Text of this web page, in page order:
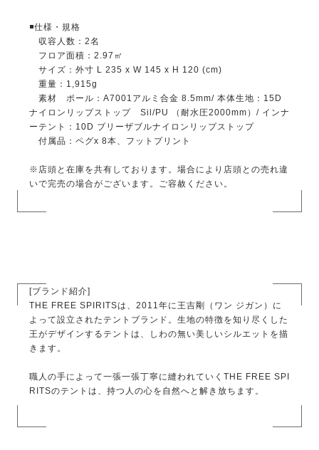
◾️仕様・規格
収容人数：2名
フロア面積：2.97㎡
サイズ：外寸 L 235 x W 145 x H 120 (cm)
重量：1,915g
素材 ポール：A7001アルミ合金 8.5mm/ 本体生地：15D
ナイロンリップストップ Sil/PU （耐水圧2000mm）/ インナ
ーテント：10D ブリーザブルナイロンリップストップ
付属品：ペグx 8本、フットプリント
※店頭と在庫を共有しております。場合により店頭との売れ違
いで完売の場合がございます。ご容赦ください。
[ブランド紹介]
THE FREE SPIRITSは、2011年に王吉剛（ワン ジガン）に
よって設立されたテントブランド。生地の特徴を知り尽くした
王がデザインするテントは、しわの無い美しいシルエットを描
きます。
職人の手によって一張一張丁寧に縫われていくTHE FREE SPI
RITSのテントは、持つ人の心を自然へと解き放ちます。